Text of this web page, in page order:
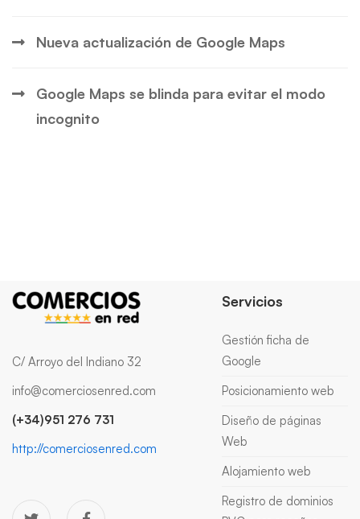
Nueva actualización de Google Maps
Google Maps se blinda para evitar el modo
incognito
C/ Arroyo del Indiano 32
info@comerciosenred.com
(+34)951 276 731
http://comerciosenred.com
Servicios
Gestión ficha de
Google
Posicionamiento web
Diseño de páginas
Web
Alojamiento web
Registro de dominios